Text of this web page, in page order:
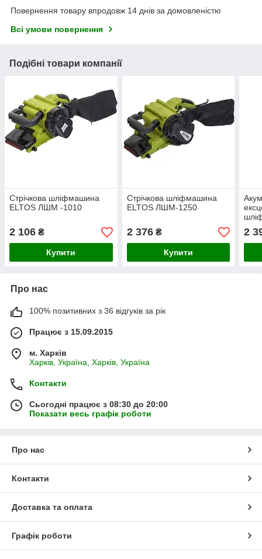
Повернення товару впродовж 14 днів за домовленістю
Всі умови повернення
Подібні товари компанії
Стрічкова шліфмашина
ELTOS ЛШМ -1010
2 106 ₴
Купити
Стрічкова шліфмашина
ELTOS ЛШМ-1250
2 376₴
Купити
20/2
2
Про нас
100% позитивних з 36 відгуків за рік
Працює з 15.09.2015
м. Харків
Харків, Україна, Харків, Україна
Контакти
Сьогодні працює з 08:30 до 20:00
Показати весь графік роботи
Про нас
Контакти
Доставка та оплата
Графік роботи